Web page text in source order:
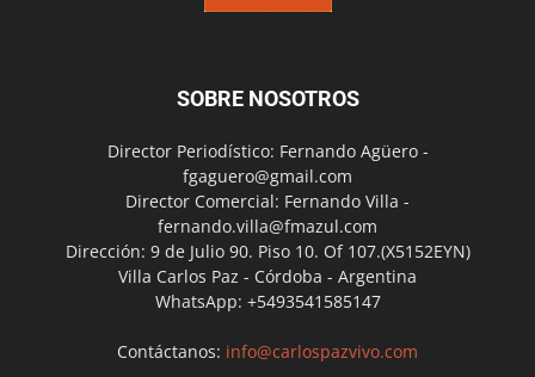
SOBRE NOSOTROS
Director Periodístico: Fernando Agüero -
fgaguero@gmail.com
Director Comercial: Fernando Villa -
fernando.villa@fmazul.com
Dirección: 9 de Julio 90. Piso 10. Of 107.(X5152EYN)
Villa Carlos Paz - Córdoba - Argentina
WhatsApp: +5493541585147
Contáctanos: info@carlospazvivo.com